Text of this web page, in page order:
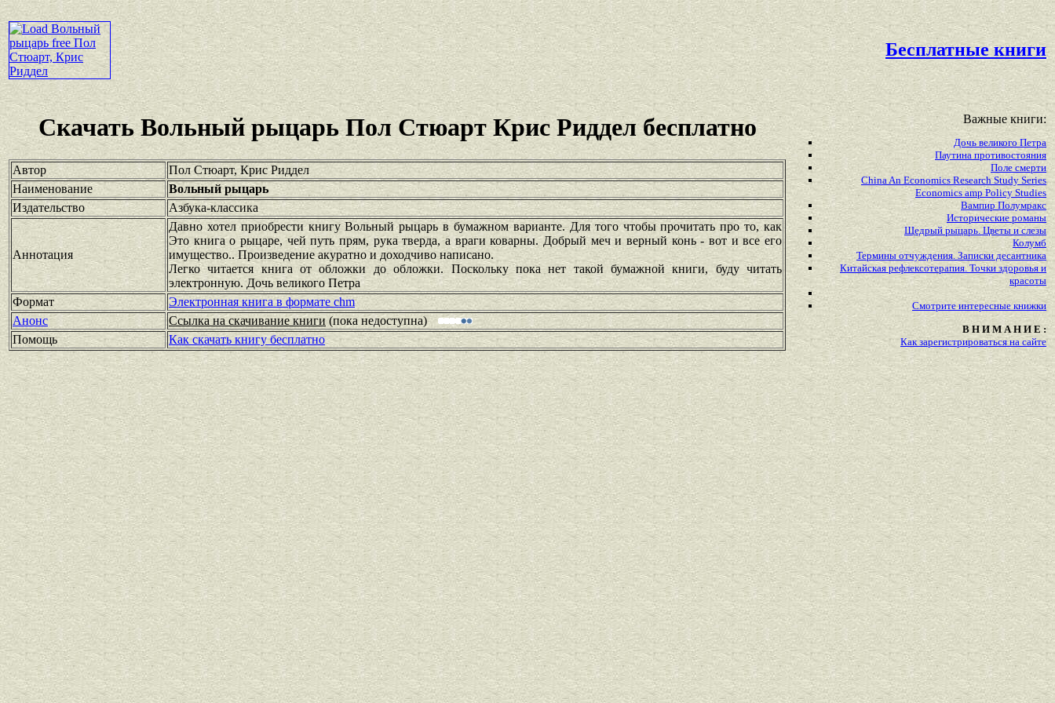
Бесплатные книги
Скачать Вольный рыцарь Пол Стюарт Крис Риддел бесплатно
Автор
Пол Стюарт, Крис Риддел
Наименование
Вольный рыцарь
Издательство
Азбука-классика
Аннотация
Давно хотел приобрести книгу Вольный рыцарь в бумажном варианте. Для того чтобы прочитать про то, как
Это книга о рыцаре, чей путь прям, рука тверда, а враги коварны. Добрый меч и верный конь - вот и все его
имущество.. Произведение акуратно и доходчиво написано.
Легко читается книга от обложки до обложки. Поскольку пока нет такой бумажной книги, буду читать
электронную. Дочь великого Петра
Формат
Электронная книга в формате chm
Анонс
Ссылка на скачивание книги (пока недоступна)
Помощь
Как скачать книгу бесплатно
Важные книги:
Дочь великого Петра
Паутина противостояния
Поле смерти
China An Economics Research Study Series
Economics amp Policy Studies
Вампир Полумракс
Исторические романы
Щедрый рыцарь. Цветы и слезы
Колумб
Термины отчуждения. Записки десантника
Китайская рефлексотерапия. Точки здоровья и
красоты
Смотритеинтересные книжки
В Н И М А Н И Е :
Как зарегистрироваться на сайте